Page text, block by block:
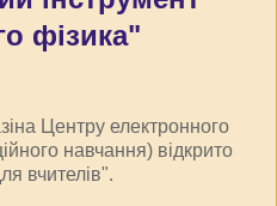
фізика"
Центру електронного
навчання) відкрито
вчителів".